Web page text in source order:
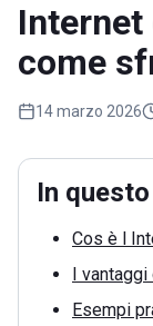
Internet
come
14 marzo 2026
In
Cos è l
I
Esempi